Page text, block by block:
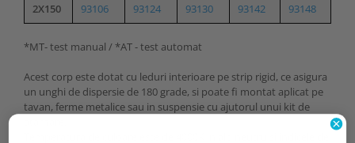
2X150
93106 93124 93130 93142 93148
*MT- test manual / *AT - test automat
Acest corp este dotat cu leduri interioare pe strip rigid, ce asigura
un unghi de dispersie de 180 grade, si poate fi montat aplicat pe
tavan, ferme metalice sau in suspensie cu ajutorul unui kit de